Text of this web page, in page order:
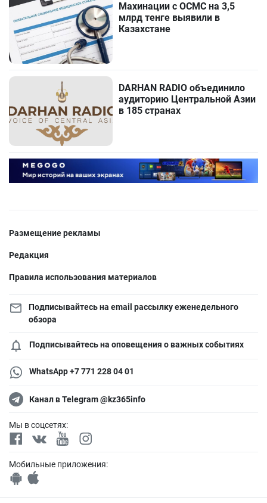
Махинации с ОСМС на 3,5
млрд тенге выявили в
Казахстане
DARHAN RADIO объединило
аудиторию Центральной Азии
в 185 странах
Размещение рекламы
Редакция
Правила использования материалов
Подписывайтесь на email рассылку еженедельного
обзора
Подписывайтесь на оповещения о важных событиях
WhatsApp +7 771 228 04 01
Канал в Telegram @kz365info
Мы в соцсетях:
Мобильные приложения: